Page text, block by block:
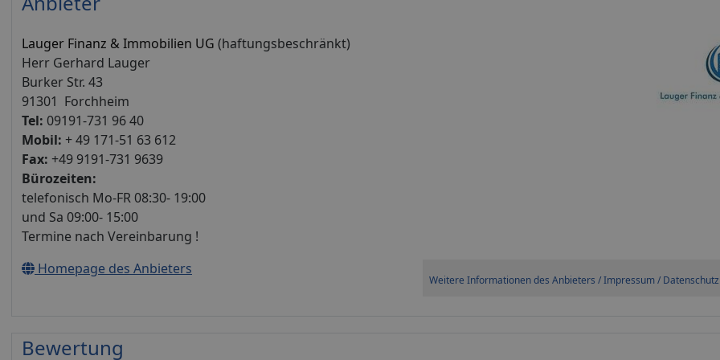
Lauger Finanz & Immobilien UG (haftungsbeschränkt)
Herr Gerhard Lauger
Burker Str. 43
91301 Forchheim
Tel: 09191-731 96 40
Mobil: + 49 171-51 63 612
Fax: +49 9191-731 9639
Bürozeiten:
telefonisch Mo-FR 08:30- 19:00
und Sa 09:00- 15:00
Termine nach Vereinbarung !
Homepage des Anbieters
Weitere Informationen des Anbieters / Impressum / Datenschutz
Bewertung